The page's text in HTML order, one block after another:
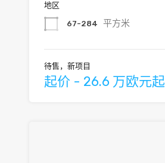
地区
67-284 平方米
待售，新项目
起价 - 26.6 万欧元起